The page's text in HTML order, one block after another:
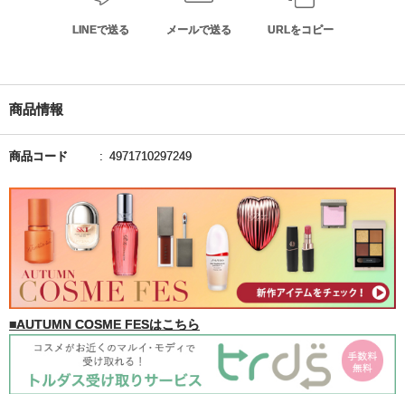
LINEで送る メールで送る URLをコピー
商品情報
商品コード 4971710297249
■AUTUMN COSME FESはこちら